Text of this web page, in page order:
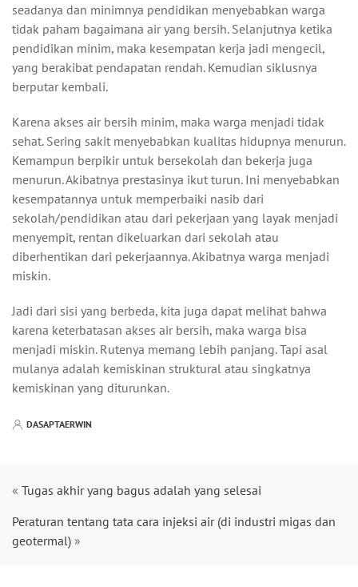
seadanya dan minimnya pendidikan menyebabkan warga
tidak paham bagaimana air yang bersih. Selanjutnya ketika
pendidikan minim, maka kesempatan kerja jadi mengecil,
yang berakibat pendapatan rendah. Kemudian siklusnya
berputar kembali.
Karena akses air bersih minim, maka warga menjadi tidak
sehat. Sering sakit menyebabkan kualitas hidupnya menurun.
Kemampun berpikir untuk bersekolah dan bekerja juga
menurun. Akibatnya prestasinya ikut turun. Ini menyebabkan
kesempatannya untuk memperbaiki nasib dari
sekolah/pendidikan atau dari pekerjaan yang layak menjadi
menyempit, rentan dikeluarkan dari sekolah atau
diberhentikan dari pekerjaannya. Akibatnya warga menjadi
miskin.
Jadi dari sisi yang berbeda, kita juga dapat melihat bahwa
karena keterbatasan akses air bersih, maka warga bisa
menjadi miskin. Rutenya memang lebih panjang. Tapi asal
mulanya adalah kemiskinan struktural atau singkatnya
kemiskinan yang diturunkan.
DASAPTAERWIN
« Tugas akhir yang bagus adalah yang selesai
Peraturan tentang tata cara injeksi air (di industri migas dan
geotermal) »